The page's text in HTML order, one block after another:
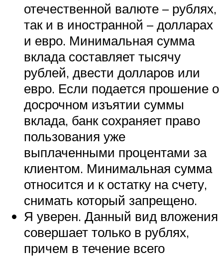
отечественной валюте – рублях,
так и в иностранной – долларах
и евро. Минимальная сумма
вклада составляет тысячу
рублей, двести долларов или
евро. Если подается прошение о
досрочном изъятии суммы
вклада, банк сохраняет право
пользования уже
выплаченными процентами за
клиентом. Минимальная сумма
относится и к остатку на счету,
снимать который запрещено.
Я уверен. Данный вид вложения
совершает только в рублях,
причем в течение всего